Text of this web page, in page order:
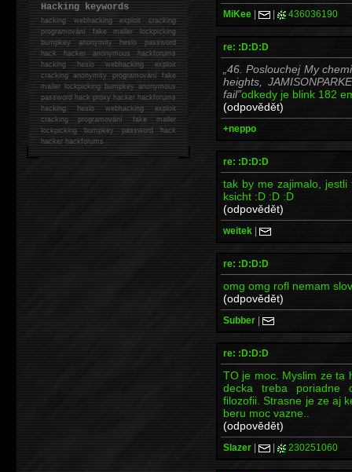
MiKee | | 436036190
re: :D:D:D
46. Poslouchej My
heights,
fail odkedy je blink 182
(odpovědět)
+neppo
re: :D:D:D
tak by me zajimalo, jestli
ksicht :D :D :D
(odpovědět)
weitek |
re: :D:D:D
omg omg rofl nemam
(odpovědět)
Subber |
re: :D:D:D
TO je moc. Myslim ze ta
decka treba poriadne
filozofii. Strasne je ze aj
beru moc vazne..
(odpovědět)
Slazer | | 230251060
Hacking keywords
hackingwebhacking exploit cracking
programování fake mailer lockpicking
bumpkey anonymity heslo password
hackhacker anonymous hackforums
hackingheslo webhacking exploit
cracking anonymity programování fake
mailer lockpicking bumpkey anonymous
password hack proxy hacker hackforums
hacking heslo webhacking exploit
cracking programování fake mailer
lockpicking bumpkey password hack
hackerhackforums